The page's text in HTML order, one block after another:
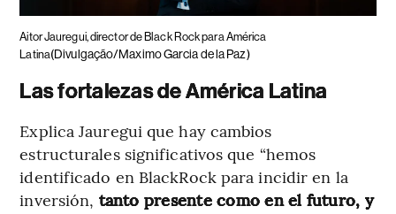
Aitor Jauregui, director de Black Rock para América
Latina(Divulgação/Maximo Garcia de la Paz)
Las fortalezas de América Latina
Explica Jauregui que hay cambios
estructurales significativos que “hemos
identificado en BlackRock para incidir en la
inversión, tanto presente como en el futuro, y